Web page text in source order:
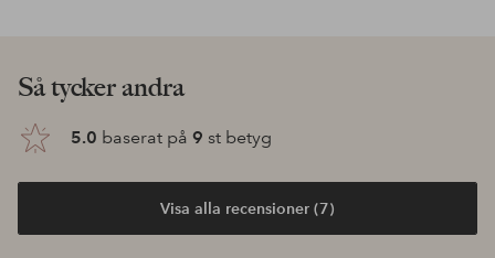
Så tycker andra
5.0 baserat på 9 st betyg
Visa alla recensioner (7)